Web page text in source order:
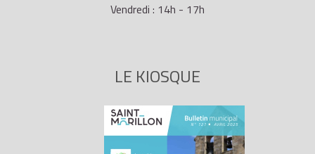
Vendredi : 14h - 17h
LE KIOSQUE